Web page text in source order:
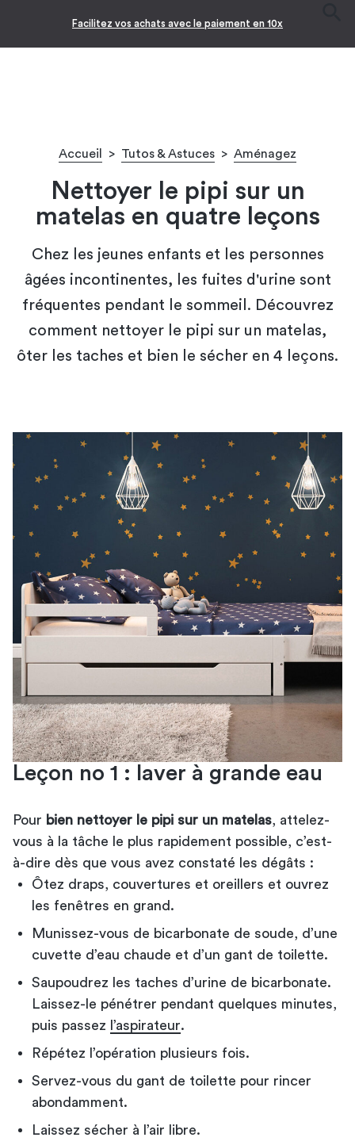
Facilitez vos achats avec le paiement en 10x
Accueil > Tutos & Astuces > Aménagez
Nettoyer le pipi sur un
matelas en quatre leçons
Chez les jeunes enfants et les personnes
âgées incontinentes, les fuites d'urine sont
fréquentes pendant le sommeil. Découvrez
comment nettoyer le pipi sur un matelas,
ôter les taches et bien le sécher en 4 leçons.
Leçon no 1 : laver à grande eau
Pour bien nettoyer le pipi sur un matelas , attelez-
vous à la tâche le plus rapidement possible, c’est-
à-dire dès que vous avez constaté les dégâts :
Ôtez draps, couvertures et oreillers et ouvrez
les fenêtres en grand.
Munissez-vous de bicarbonate de soude, d’une
cuvette d’eau chaude et d’un gant de toilette.
Saupoudrez les taches d’urine de bicarbonate.
Laissez-le pénétrer pendant quelques minutes,
puis passez l’aspirateur.
Répétez l’opération plusieurs fois.
Servez-vous du gant de toilette pour rincer
abondamment.
Laissez sécher à l’air libre.